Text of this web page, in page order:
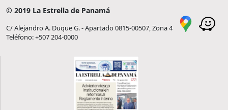
© 2019 La Estrella de Panamá
C/ Alejandro A. Duque G. - Apartado 0815-00507, Zona 4
Teléfono: +507 204-0000